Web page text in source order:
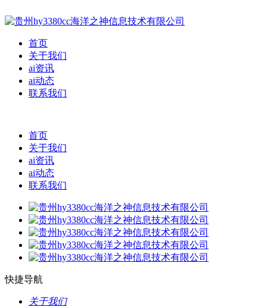
首页
关于我们
ai资讯
ai动态
联系我们
首页
关于我们
ai资讯
ai动态
联系我们
快捷导航
关于我们